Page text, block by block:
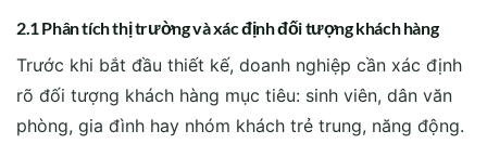
2.1 Phân tích thị trường và xác định đối tượng khách hàng
Trước khi bắt đầu thiết kế, doanh nghiệp cần xác định
rõ đối tượng khách hàng mục tiêu: sinh viên, dân văn
phòng, gia đình hay nhóm khách trẻ trung, năng động.